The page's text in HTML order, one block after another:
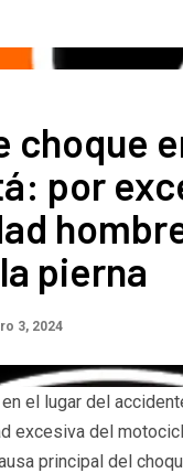
choque
por
pierna
3, 2024
el lugar del
excesiva del
principal del